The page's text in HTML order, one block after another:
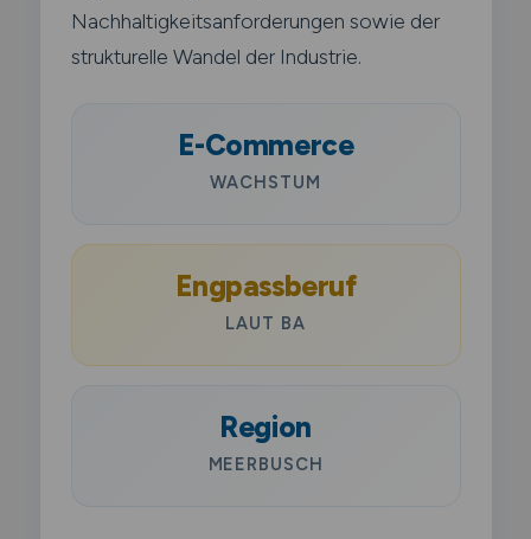
Nachhaltigkeitsanforderungen sowie der
strukturelle Wandel der Industrie.
E-Commerce
WACHSTUM
Engpassberuf
LAUT BA
Region
MEERBUSCH